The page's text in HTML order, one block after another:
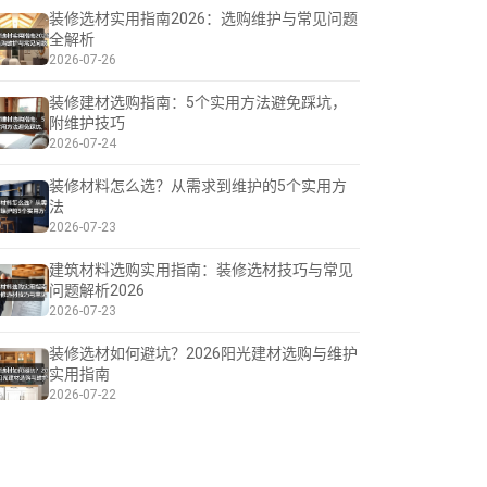
装修选材实用指南2026：选购维护与常见问题
全解析
2026-07-26
装修建材选购指南：5个实用方法避免踩坑，
附维护技巧
2026-07-24
装修材料怎么选？从需求到维护的5个实用方
法
2026-07-23
建筑材料选购实用指南：装修选材技巧与常见
问题解析2026
2026-07-23
装修选材如何避坑？2026阳光建材选购与维护
实用指南
2026-07-22